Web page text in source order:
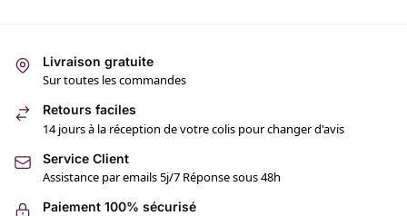
Livraison gratuite
Sur toutes les commandes
Retours faciles
14 jours à la réception de votre colis pour changer d'avis
Service Client
Assistance par emails 5j/7 Réponse sous 48h
Paiement 100% sécurisé